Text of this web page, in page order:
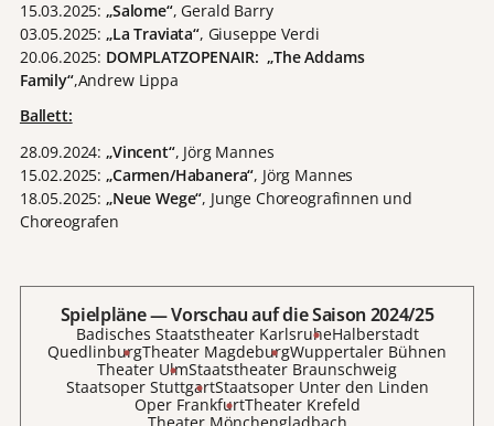
15.03.2025: „Salome“, Gerald Barry
03.05.2025: „La Traviata“, Giuseppe Verdi
20.06.2025: DOMPLATZOPENAIR: „The Addams
Family“,Andrew Lippa
Ballett:
28.09.2024: „Vincent“, Jörg Mannes
15.02.2025: „Carmen/Habanera“, Jörg Mannes
18.05.2025: „Neue Wege“, Junge Choreografinnen und
Choreografen
Spielpläne — Vorschau auf die Saison 2024/25
Badisches Staatstheater KarlsruheHalberstadt
QuedlinburgTheater MagdeburgWuppertaler Bühnen
Theater UlmStaatstheater Braunschweig
Staatsoper StuttgartStaatsoper Unter den Linden
Oper FrankfurtTheater Krefeld